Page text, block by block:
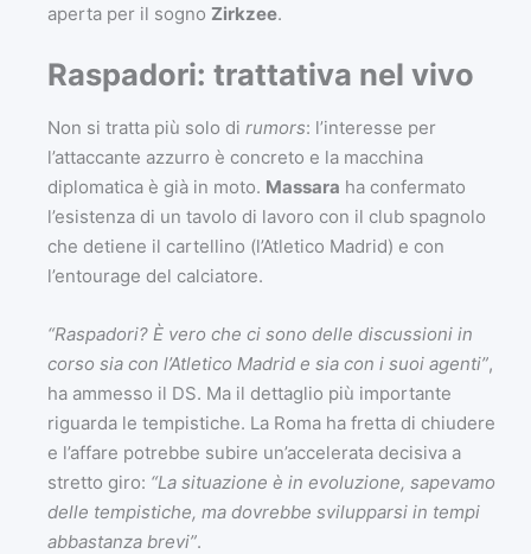
aperta per il sogno Zirkzee.
Raspadori: trattativa nel vivo
Non si tratta più solo di rumors: l’interesse per
l’attaccante azzurro è concreto e la macchina
diplomatica è già in moto. Massara ha confermato
l’esistenza di un tavolo di lavoro con il club spagnolo
che detiene il cartellino (l’Atletico Madrid) e con
l’entourage del calciatore.
“Raspadori? È vero che ci sono delle discussioni in
corso sia con l’Atletico Madrid e sia con i suoi agenti”,
ha ammesso il DS. Ma il dettaglio più importante
riguarda le tempistiche. La Roma ha fretta di chiudere
e l’affare potrebbe subire un’accelerata decisiva a
stretto giro: “La situazione è in evoluzione, sapevamo
delle tempistiche, ma dovrebbe svilupparsi in tempi
abbastanza brevi”.